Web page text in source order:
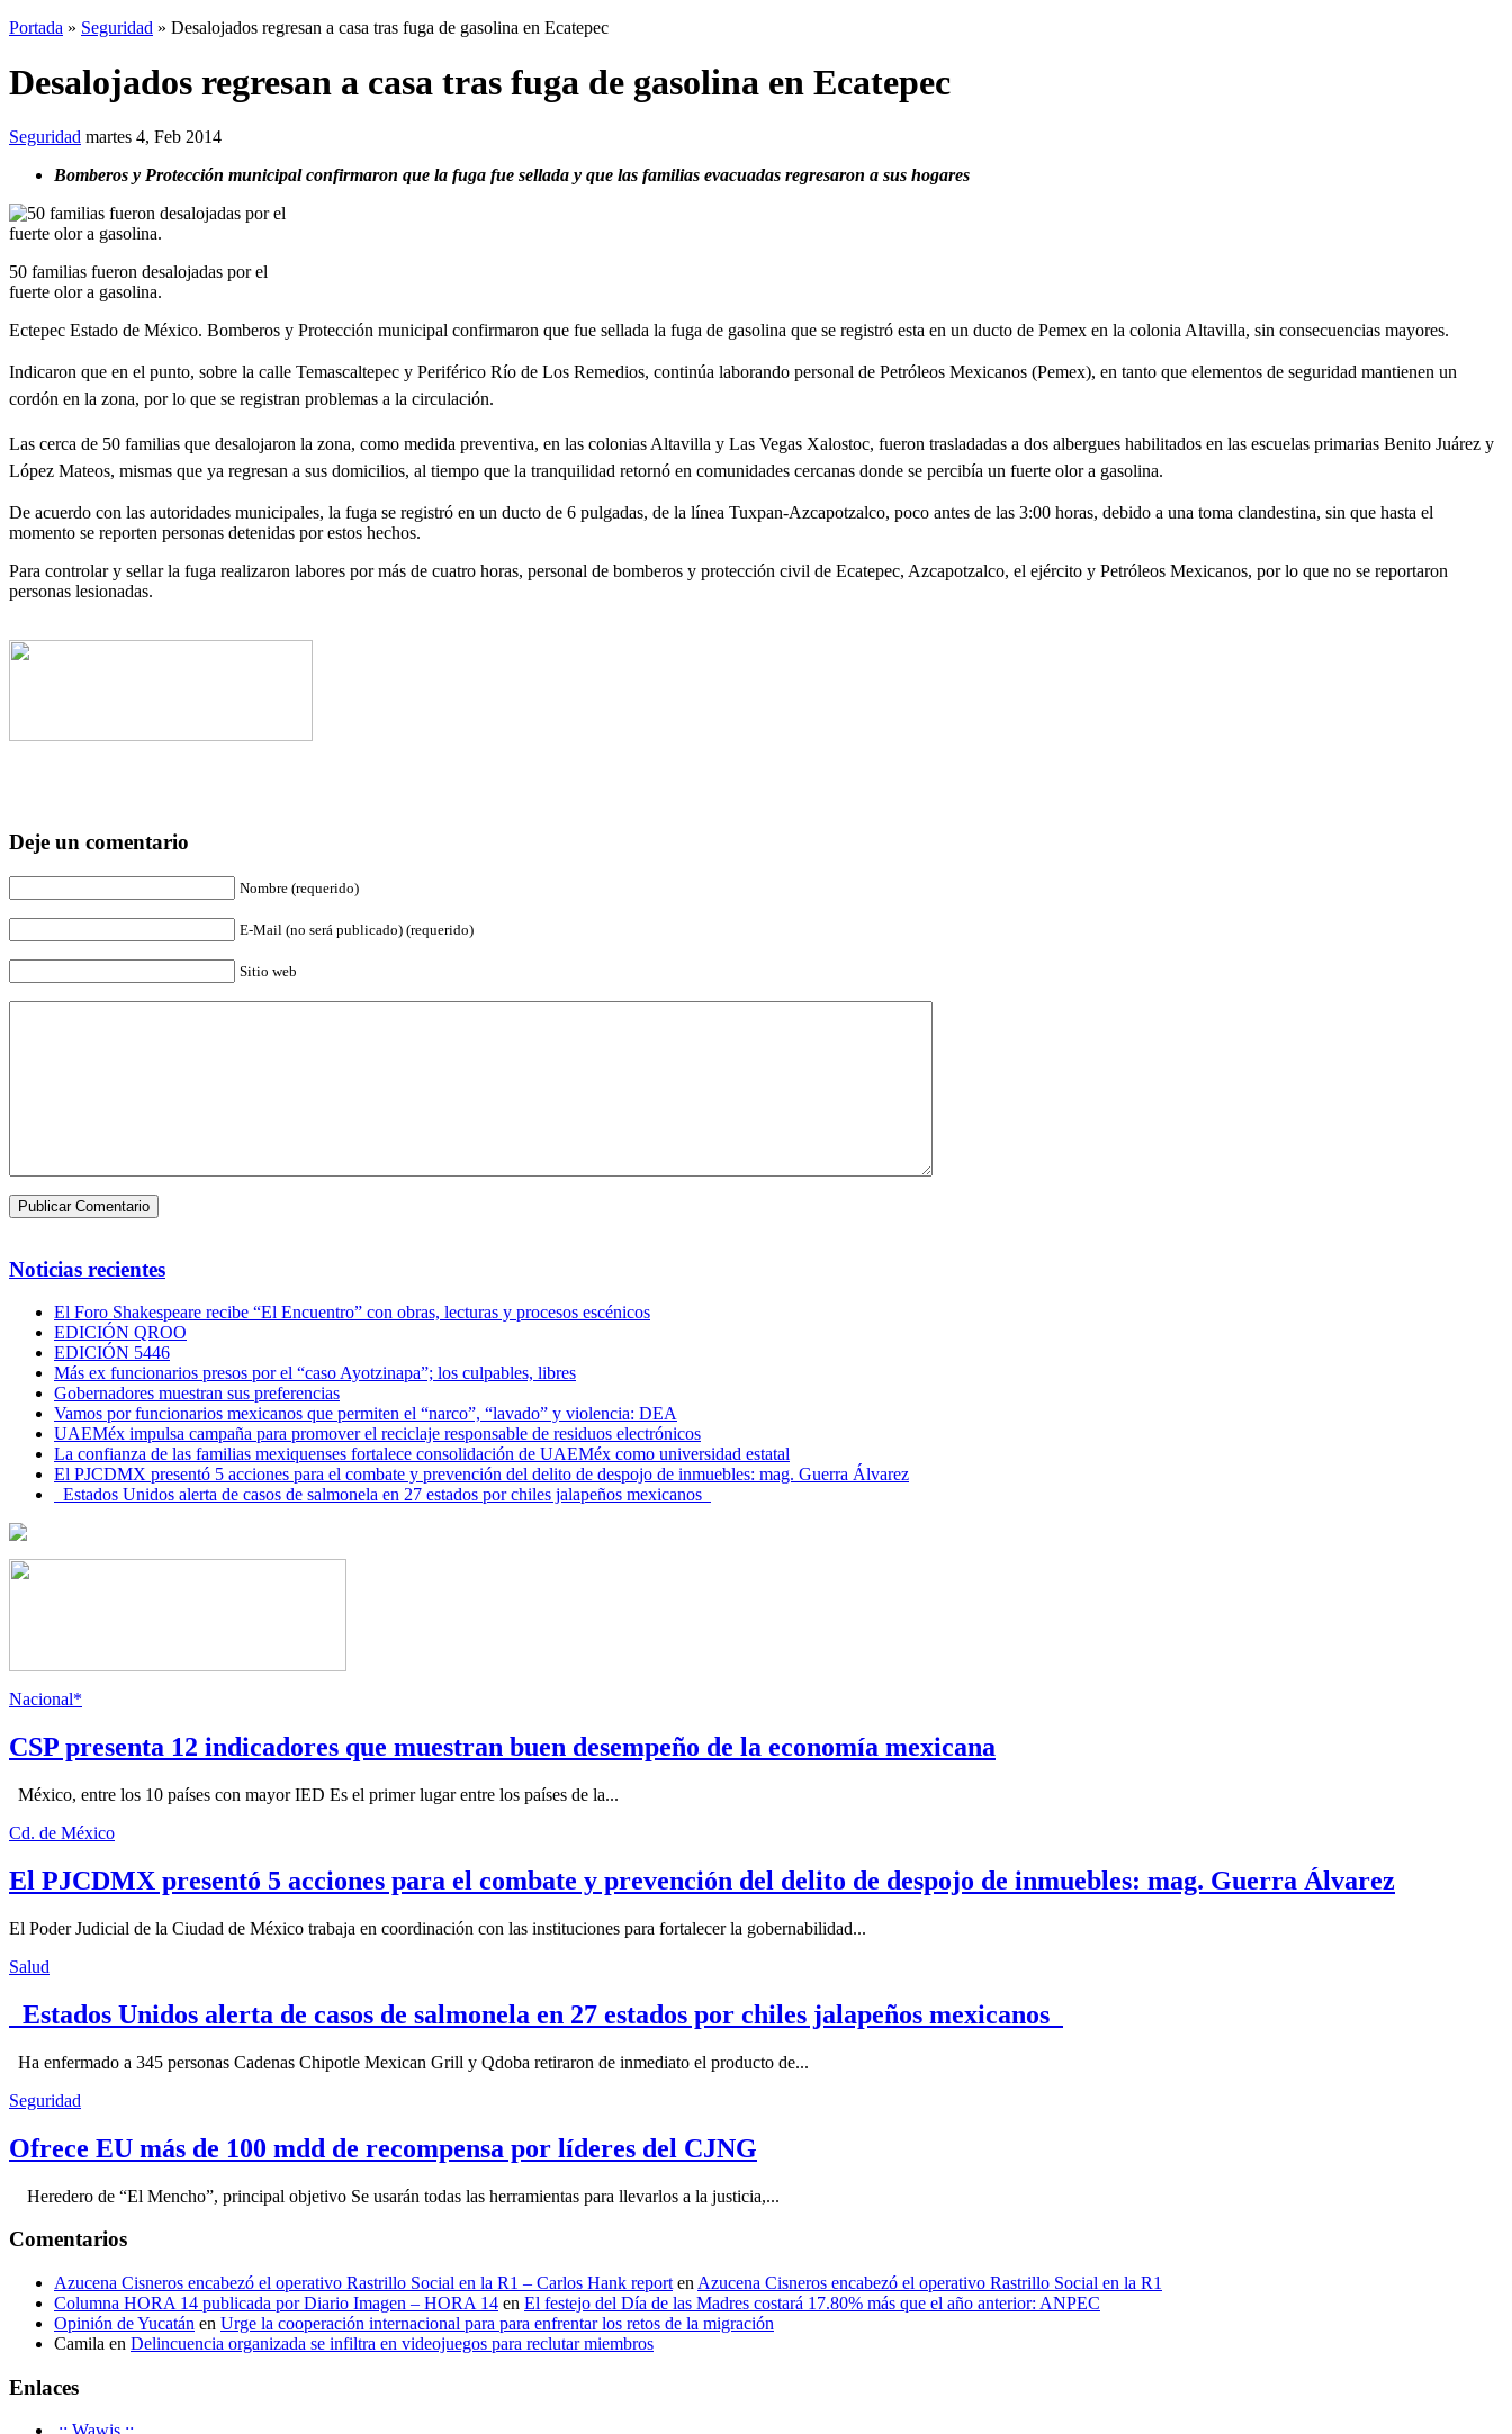
Portada » Seguridad » Desalojados regresan a casa tras fuga de gasolina en Ecatepec
Desalojados regresan a casa tras fuga de gasolina en Ecatepec
Seguridad martes 4, Feb 2014
Bomberos y Protección municipal confirmaron que la fuga fue sellada y que las familias evacuadas regresaron a sus hogares
50 familias fueron desalojadas por el
fuerte olor a gasolina.
Ectepec Estado de México. Bomberos y Protección municipal confirmaron que fue sellada la fuga de gasolina que se registró esta en un ducto de Pemex en la colonia Altavilla, sin consecuencias mayores.
Indicaron que en el punto, sobre la calle Temascaltepec y Periférico Río de Los Remedios, continúa laborando personal de Petróleos Mexicanos (Pemex), en tanto que elementos de seguridad mantienen un
cordón en la zona, por lo que se registran problemas a la circulación.
Las cerca de 50 familias que desalojaron la zona, como medida preventiva, en las colonias Altavilla y Las Vegas Xalostoc, fueron trasladadas a dos albergues habilitados en las escuelas primarias Benito Juárez y
López Mateos, mismas que ya regresan a sus domicilios, al tiempo que la tranquilidad retornó en comunidades cercanas donde se percibía un fuerte olor a gasolina.
De acuerdo con las autoridades municipales, la fuga se registró en un ducto de 6 pulgadas, de la línea Tuxpan-Azcapotzalco, poco antes de las 3:00 horas, debido a una toma clandestina, sin que hasta el
momento se reporten personas detenidas por estos hechos.
Para controlar y sellar la fuga realizaron labores por más de cuatro horas, personal de bomberos y protección civil de Ecatepec, Azcapotzalco, el ejército y Petróleos Mexicanos, por lo que no se reportaron
personas lesionadas.
Deje un comentario
Nombre (requerido)
E-Mail (no será publicado) (requerido)
Sitio web
Noticias recientes
El Foro Shakespeare recibe “El Encuentro” con obras, lecturas y procesos escénicos
EDICIÓN QROO
EDICIÓN 5446
Más ex funcionarios presos por el “caso Ayotzinapa”; los culpables, libres
Gobernadores muestran sus preferencias
Vamos por funcionarios mexicanos que permiten el “narco”, “lavado” y violencia: DEA
UAEMéx impulsa campaña para promover el reciclaje responsable de residuos electrónicos
La confianza de las familias mexiquenses fortalece consolidación de UAEMéx como universidad estatal
El PJCDMX presentó 5 acciones para el combate y prevención del delito de despojo de inmuebles: mag. Guerra Álvarez
Estados Unidos alerta de casos de salmonela en 27 estados por chiles jalapeños mexicanos
Nacional*
CSP presenta 12 indicadores que muestran buen desempeño de la economía mexicana
México, entre los 10 países con mayor IED Es el primer lugar entre los países de la...
Cd. de México
El PJCDMX presentó 5 acciones para el combate y prevención del delito de despojo de inmuebles: mag. Guerra Álvarez
El Poder Judicial de la Ciudad de México trabaja en coordinación con las instituciones para fortalecer la gobernabilidad...
Salud
Estados Unidos alerta de casos de salmonela en 27 estados por chiles jalapeños mexicanos
Ha enfermado a 345 personas Cadenas Chipotle Mexican Grill y Qdoba retiraron de inmediato el producto de...
Seguridad
Ofrece EU más de 100 mdd de recompensa por líderes del CJNG
Heredero de “El Mencho”, principal objetivo Se usarán todas las herramientas para llevarlos a la justicia,...
Comentarios
Azucena Cisneros encabezó el operativo Rastrillo Social en la R1 – Carlos Hank report en Azucena Cisneros encabezó el operativo Rastrillo Social en la R1
Columna HORA 14 publicada por Diario Imagen – HORA 14 en El festejo del Día de las Madres costará 17.80% más que el año anterior: ANPEC
Opinión de Yucatán en Urge la cooperación internacional para para enfrentar los retos de la migración
Camila en Delincuencia organizada se infiltra en videojuegos para reclutar miembros
Enlaces